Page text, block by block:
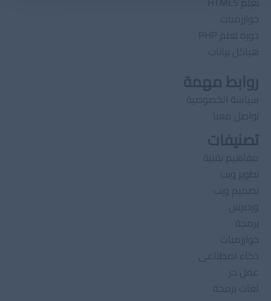
خوارزميات
دورة تعلم PHP
هياكل بيانات
روابط مهمة
سياسة الخصوصية
تواصل معنا
تصنيفات
مفاهيم تقنية
تطوير ويب
تصميم ويب
وردبرس
برمجة
خوارزميات
ذكاء اصطناعى
عمل حر
لغات برمجة